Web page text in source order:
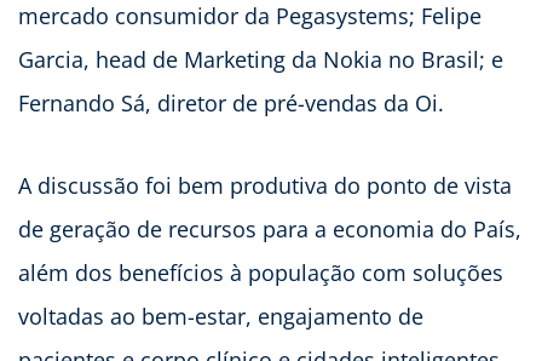
mercado consumidor da Pegasystems; Felipe
Garcia, head de Marketing da Nokia no Brasil; e
Fernando Sá, diretor de pré-vendas da Oi.
A discussão foi bem produtiva do ponto de vista
de geração de recursos para a economia do País,
além dos benefícios à população com soluções
voltadas ao bem-estar, engajamento de